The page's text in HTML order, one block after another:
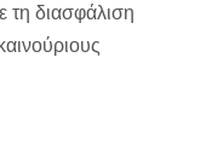
τη διασφάλιση